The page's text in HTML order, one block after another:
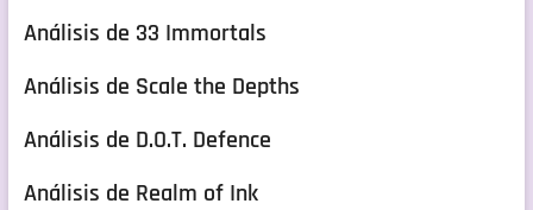
Análisis de 33 Immortals
Análisis de Scale the Depths
Análisis de D.O.T. Defence
Análisis de Realm of Ink